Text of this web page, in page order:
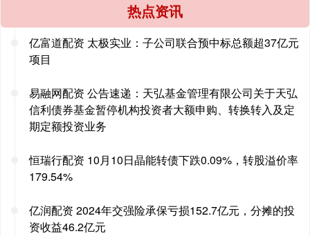
热点资讯
亿富道配资 太极实业：子公司联合预中标总额超37亿元
项目
易融网配资 公告速递：天弘基金管理有限公司关于天弘
信利债券基金暂停机构投资者大额申购、转换转入及定
期定额投资业务
恒瑞行配资 10月10日晶能转债下跌0.09%，转股溢价率
179.54%
亿润配资 2024年交强险承保亏损152.7亿元，分摊的投
资收益46.2亿元